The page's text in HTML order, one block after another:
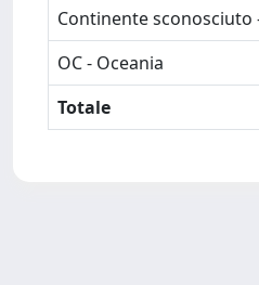
Continente
OC - Oceania
Totale